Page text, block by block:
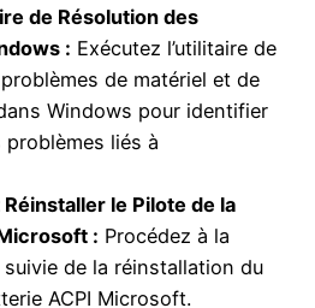
de Résolution des
: Exécutez l’utilitaire de
de matériel et de
Windows pour identifier
liés à
le Pilote de la
: Procédez à la
de la réinstallation du
ACPI Microsoft.